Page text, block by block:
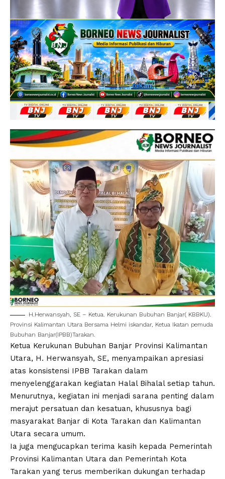
H.Herwansyah, SE – Ketua. Kerukunan Bubuhan Banjar( KBBKU).
Provinsi Kalimantan Utara Bersama Helmi iskandar, Ketua Ikatan pemuda
Bubuhan Banjar(IPBB)Tarakan.
Ketua Kerukunan Bubuhan Banjar Provinsi Kalimantan
Utara, H. Herwansyah, SE, menyampaikan apresiasi
atas konsistensi IPBB Tarakan dalam
menyelenggarakan kegiatan Halal Bihalal setiap tahun.
Menurutnya, kegiatan ini menjadi sarana penting dalam
merajut persatuan dan kesatuan, khususnya bagi
masyarakat Banjar di Kota Tarakan dan Kalimantan
Utara secara umum.
Ia juga mengucapkan terima kasih kepada Pemerintah
Provinsi Kalimantan Utara dan Pemerintah Kota
Tarakan yang terus memberikan dukungan terhadap